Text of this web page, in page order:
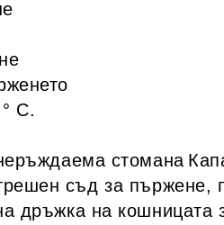
C.
стомана
съд за пържене,
дръжка на кошницата